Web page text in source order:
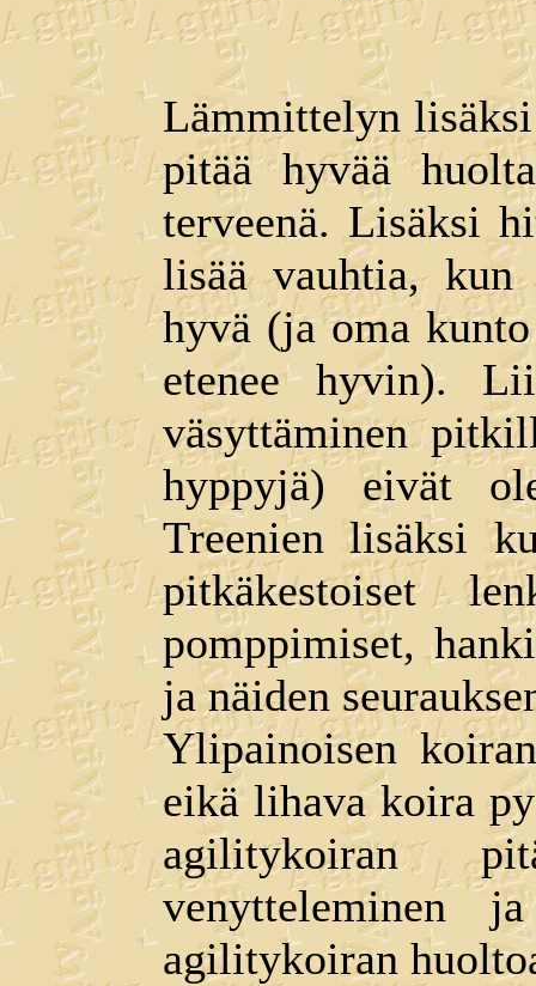
Lämmittelyn
pitää hyvää
terveenä. Lisäksi
lisää vauhtia, kun
hyvä (ja oma
etenee hyvin).
väsyttäminen
hyppyjä) eivät
Treenien lisäksi
pitkäkestoiset
pomppimiset,
ja näiden
Ylipainoisen
eikä lihava koira
agilitykoiran
venytteleminen
agilitykoiran